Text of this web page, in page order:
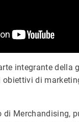
integrante
di
di Merchandising,